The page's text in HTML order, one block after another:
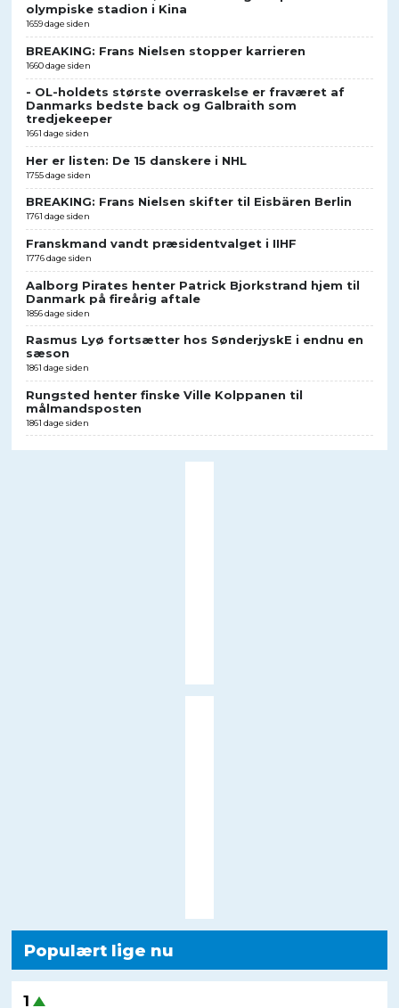
olympiske stadion i Kina
1659 dage siden
BREAKING: Frans Nielsen stopper karrieren
1660 dage siden
- OL-holdets største overraskelse er fraværet af
Danmarks bedste back og Galbraith som
tredjekeeper
1661 dage siden
Her er listen: De 15 danskere i NHL
1755 dage siden
BREAKING: Frans Nielsen skifter til Eisbären Berlin
1761 dage siden
Franskmand vandt præsidentvalget i IIHF
1776 dage siden
Aalborg Pirates henter Patrick Bjorkstrand hjem til
Danmark på fireårig aftale
1856 dage siden
Rasmus Lyø fortsætter hos SønderjyskE i endnu en
sæson
1861 dage siden
Rungsted henter finske Ville Kolppanen til
målmandsposten
1861 dage siden
Populært lige nu